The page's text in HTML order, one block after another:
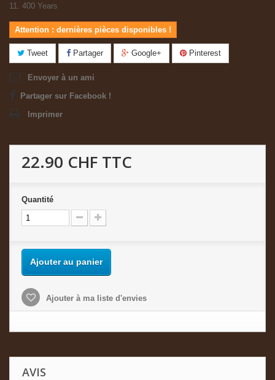
11. 400 Years
Attention : dernières pièces disponibles !
Tweet Partager Google+ Pinterest
Envoyer à un ami
Partager sur Facebook !
Imprimer
22.90 CHF TTC
Quantité
Ajouter au panier
Ajouter à ma liste d'envies
AVIS